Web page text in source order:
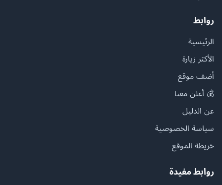
روابط
الرئيسية
الأكثر زيارة
أضف موقع
💰 أعلن معنا
عن الدليل
سياسة الخصوصية
خريطة الموقع
روابط مفيدة